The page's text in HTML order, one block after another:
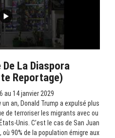
De La Diaspora
Reportage)
au 14 janvier 2029
an, Donald Trump a expulsé plus
de terroriser les migrants avec ou
Unis. C’est le cas de San Juan
où 90% de la population émigre aux